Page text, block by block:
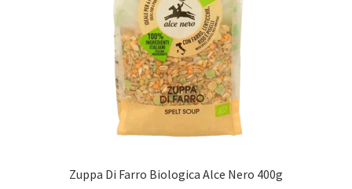
Zuppa Di Farro Biologica Alce Nero 400g